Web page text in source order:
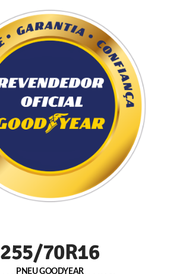
255/70R16
PNEU GOODYEAR